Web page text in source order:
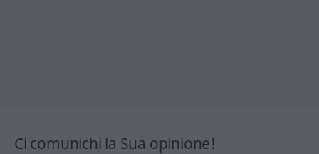
Ci comunichi la Sua opinione!